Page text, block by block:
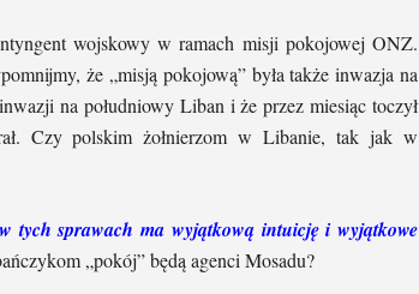
wojskowy w ramach misji pokojowej ONZ.
że „misją pokojową” była także inwazja na
na południowy Liban i że przez miesiąc toczył
Czy polskim żołnierzom w Libanie, tak jak w
tych sprawach ma wyjątkową intuicję i wyjątkowe
„pokój” będą agenci Mosadu?